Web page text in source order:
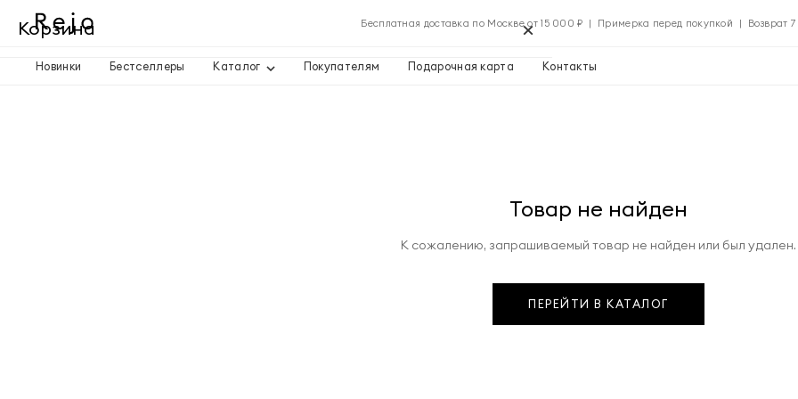
Бесплатная доставка по Москве от 15 000 ₽ | Примерка перед покупкой | Возврат 7
Новинки Бестселлеры Каталог Покупателям Подарочная карта Контакты
Товар не найден
К сожалению, запрашиваемый товар не найден или был удален.
ПЕРЕЙТИ В КАТАЛОГ
Корзина ×
Применить